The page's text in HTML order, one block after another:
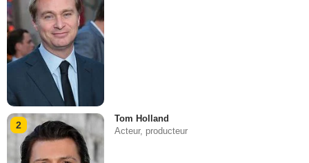
2
Tom Holland
Acteur, producteur